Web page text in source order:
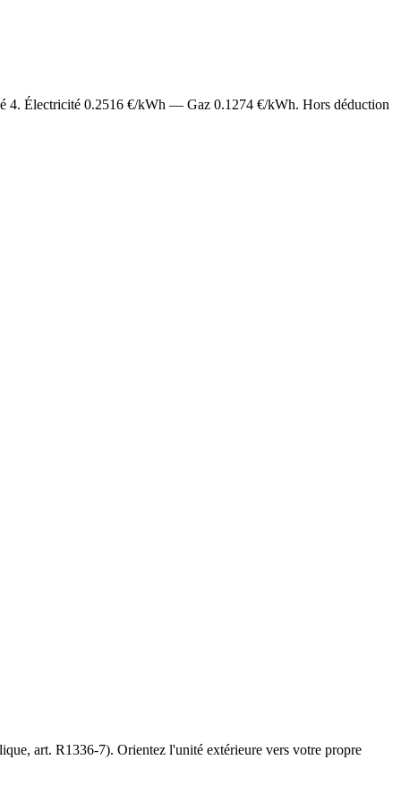
4. Électricité 0.2516 €/kWh — Gaz 0.1274 €/kWh. Hors déduction
art. R1336-7). Orientez l'unité extérieure vers votre propre